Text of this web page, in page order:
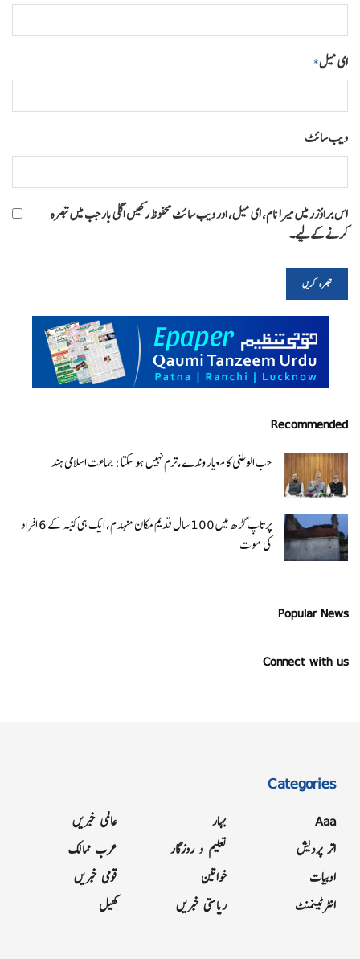
ای میل*
ویب‌ سائٹ
اس براؤزر میں میرا نام، ای میل، اور ویب سائٹ محفوظ رکھیں اگلی بار جب میں تبصرہ
کرنے کےلیے۔
Recommended
حب الوطنی کا معیار وندے ماترم نہیں ہو سکتا : جماعت اسلامی ہند
پرتاپ گڑھ میں 100 سال قدیم مکان منہدم، ایک ہی کنبہ کے 6 افراد
کی موت
Popular News
Connect with us
Categories
Aaa
اتر پردیش
ادبیات
انٹرٹینمنٹ
بہار
تعلیم و روزگار
خواتین
ریاستی خبریں
عالمی خبریں
عرب ممالک
قومی خبریں
کھیل